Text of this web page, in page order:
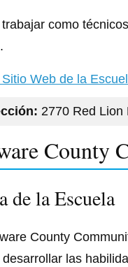
como
Web de la
2770 Red Lion
County
de la Escuela
County
las